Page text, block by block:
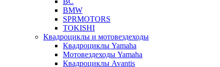
BMW
SPRMOTORS
TOKISHI
Квадроциклы и мотовездеходы
Квадроциклы Yamaha
Мотовездеходы Yamaha
Квадроциклы Avantis